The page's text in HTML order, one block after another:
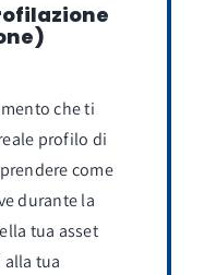
che ti
profilo di
come
durante la
tua asset
tua